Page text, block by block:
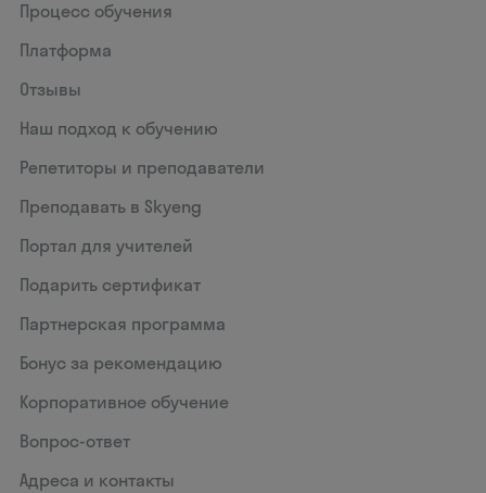
Процесс обучения
Платформа
Отзывы
Наш подход к обучению
Репетиторы и преподаватели
Преподавать в Skyeng
Портал для учителей
Подарить сертификат
Партнерская программа
Бонус за рекомендацию
Корпоративное обучение
Вопрос-ответ
Адреса и контакты